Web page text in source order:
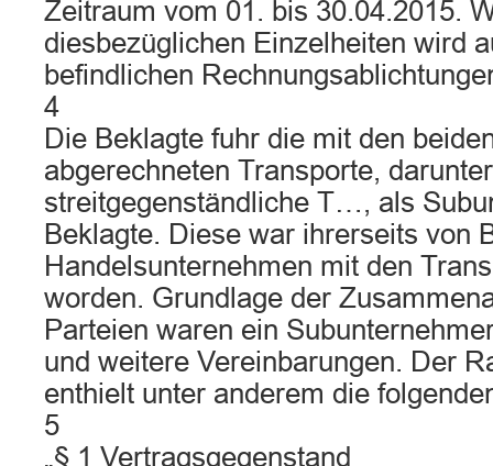
Zeitraum vom 01. bis 30.04.2015.
diesbezüglichen Einzelheiten wird
befindlichen
4
Die Beklagte fuhr die mit den
abgerechneten Transporte,
streitgegenständliche T…, als
Beklagte. Diese war ihrerseits von
Handelsunternehmen mit den
worden. Grundlage der
Parteien waren ein
und weitere Vereinbarungen. Der
enthielt unter anderem die
5
„§ 1 Vertragsgegenstand